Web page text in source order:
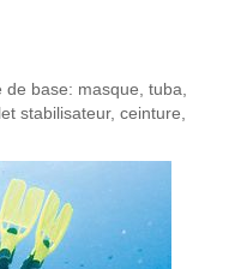
base: masque, tuba,
stabilisateur, ceinture,